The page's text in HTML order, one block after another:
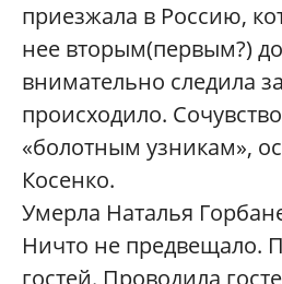
приезжала в Россию,
нее вторым(первым?)
внимательно следила
происходило.
«болотным узникам»,
Косенко.
Умерла Наталья
Ничто не предвещало.